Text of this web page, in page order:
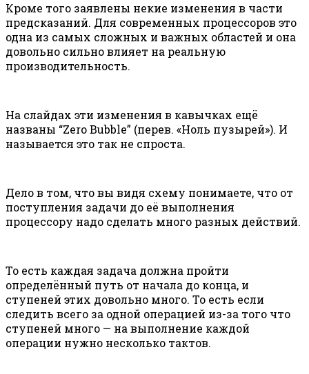
Кроме того заявлены некие изменения в части
предсказаний. Для современных процессоров это
одна из самых сложных и важных областей и она
довольно сильно влияет на реальную
производительность.
На слайдах эти изменения в кавычках ещё
названы “Zero Bubble” (перев. «Ноль пузырей»). И
называется это так не спроста.
Дело в том, что вы видя схему понимаете, что от
поступления задачи до её выполнения
процессору надо сделать много разных действий.
То есть каждая задача должна пройти
определённый путь от начала до конца, и
ступеней этих довольно много. То есть если
следить всего за одной операцией из-за того что
ступеней много — на выполнение каждой
операции нужно несколько тактов.